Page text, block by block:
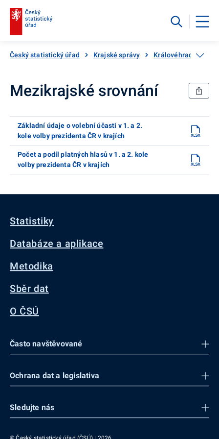
Český statistický úřad Krajské správy Královéhradecký
Mezikrajské srovnání
Základní údaje o volební účasti v 1. a 2.
kole volby prezidenta ČR v krajích
Počet a podíl platných hlasů v 1. a 2. kole
volby prezidenta ČR v krajích
Statistiky
Databáze a aplikace
Metodika
Sběr dat
O ČSÚ
Často navštěvované
Ochrana dat a legislativa
Sledujte nás